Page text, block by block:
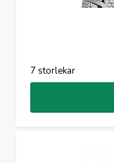
7 storlekar